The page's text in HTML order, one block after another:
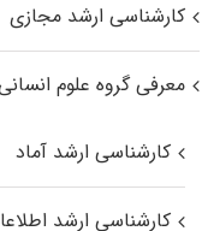
کارشناسی ارشد مجازی
معرفی گروه علوم
کارشناسی ارشد آماد
کارشناسی ارشد